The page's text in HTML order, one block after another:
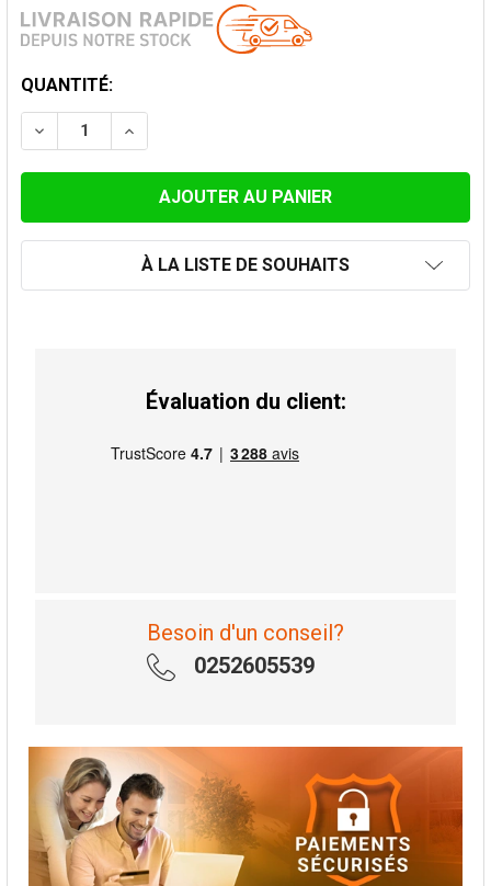
STOCK
ACTUEL:
QUANTITÉ:
DIMINUER LA QUANTITÉ DE ENJOLIVEUR 7.5 CM POUR
AUGMENTER LA QUANTITÉ DE
À LA LISTE DE SOUHAITS
Évaluation du client:
Besoin d'un conseil?
0252605539